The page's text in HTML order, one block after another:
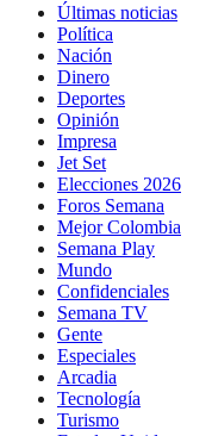
Últimas noticias
Política
Nación
Dinero
Deportes
Opinión
Impresa
Jet Set
Elecciones 2026
Foros Semana
Mejor Colombia
Semana Play
Mundo
Confidenciales
Semana TV
Gente
Especiales
Arcadia
Tecnología
Turismo